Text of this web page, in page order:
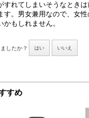
すれてしまいそうなとき
す。男女兼用なので、女
もしれません。
したか？ はい いいえ
すめ